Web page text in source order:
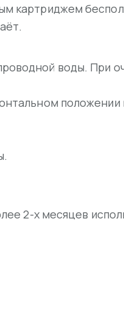
картриджем
воды. При
2-х месяцев